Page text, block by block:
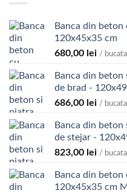
Banca din beton
120x45x35 cm
680,00 lei /
Banca din beton
de brad -
686,00 lei /
Banca din beton
de stejar -
823,00 lei /
Banca din beton
120x45x35 cm